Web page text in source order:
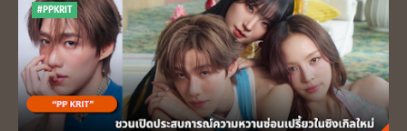
#PPKRIT